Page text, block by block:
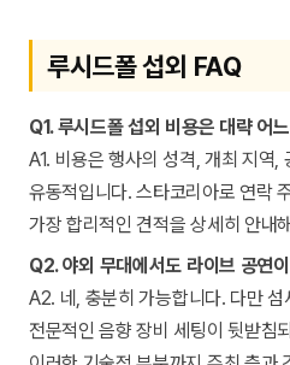
루시드폴 섭외 FAQ
Q1. 루시드폴 섭외 비용은 대략 어
A1. 비용은 행사의 성격, 개최 지역,
유동적입니다. 스타코리아로 연락
가장 합리적인 견적을 상세히 안내
Q2. 야외 무대에서도 라이브 공연
A2. 네, 충분히 가능합니다. 다만 섬
전문적인 음향 장비 세팅이 뒷받침